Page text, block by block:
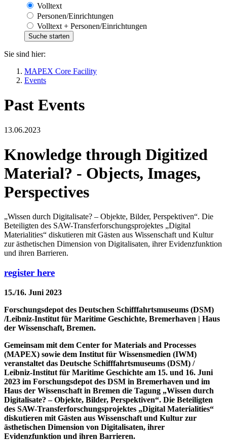
Volltext
Personen/Einrichtungen
Volltext + Personen/Einrichtungen
Sie sind hier:
MAPEX Core Facility
Events
Past Events
13.06.2023
Knowledge through Digitized
Material? - Objects, Images,
Perspectives
„Wissen durch Digitalisate? – Objekte, Bilder, Perspektiven“. Die
Beteiligten des SAW-Transferforschungsprojektes „Digital
Materialities“ diskutieren mit Gästen aus Wissenschaft und Kultur
zur ästhetischen Dimension von Digitalisaten, ihrer Evidenzfunktion
und ihren Barrieren.
register here
15./16. Juni 2023
Forschungsdepot des Deutschen Schifffahrtsmuseums (DSM)
/Leibniz-Institut für Maritime Geschichte, Bremerhaven | Haus
der Wissenschaft, Bremen.
Gemeinsam mit dem Center for Materials and Processes
(MAPEX) sowie dem Institut für Wissensmedien (IWM)
veranstaltet das Deutsche Schifffahrtsmuseums (DSM) /
Leibniz-Institut für Maritime Geschichte am 15. und 16. Juni
2023 im Forschungsdepot des DSM in Bremerhaven und im
Haus der Wissenschaft in Bremen die Tagung „Wissen durch
Digitalisate? – Objekte, Bilder, Perspektiven“. Die Beteiligten
des SAW-Transferforschungsprojektes „Digital Materialities“
diskutieren mit Gästen aus Wissenschaft und Kultur zur
ästhetischen Dimension von Digitalisaten, ihrer
Evidenzfunktion und ihren Barrieren.